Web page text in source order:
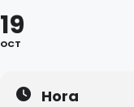
19
OCT
Hora